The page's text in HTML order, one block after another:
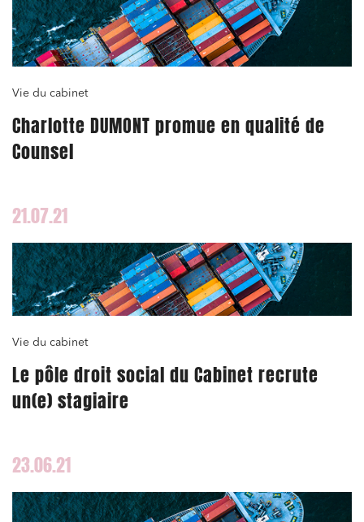
Vie du cabinet
Charlotte DUMONT promue en qualité de
Counsel
21.07.21
Vie du cabinet
Le pôle droit social du Cabinet recrute
un(e) stagiaire
23.06.21